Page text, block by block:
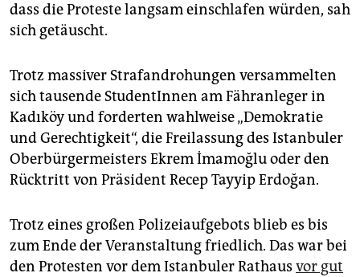
dass die Proteste langsam einschlafen würden, sah
sich getäuscht.
Trotz massiver Strafandrohungen versammelten
sich tausende StudentInnen am Fähranleger in
Kadıköy und forderten wahlweise „Demokratie
und Gerechtigkeit“, die Freilassung des Istanbuler
Oberbürgermeisters Ekrem İmamoğlu oder den
Rücktritt von Präsident Recep Tayyip Erdoğan.
Trotz eines großen Polizeiaufgebots blieb es bis
zum Ende der Veranstaltung friedlich. Das war bei
den Protesten vor dem Istanbuler Rathaus vor gut